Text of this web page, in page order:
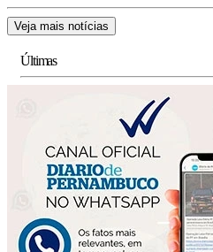
Veja mais notícias
Últimas